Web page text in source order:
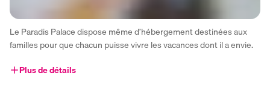
Le Paradis Palace dispose même d’hébergement destinées aux
familles pour que chacun puisse vivre les vacances dont il a envie.
Plus de détails